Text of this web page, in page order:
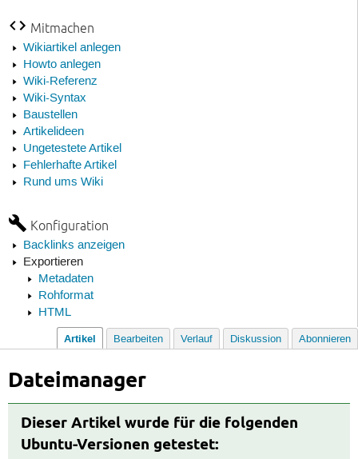
Mitmachen
Wikiartikel anlegen
Howto anlegen
Wiki-Referenz
Wiki-Syntax
Baustellen
Artikelideen
Ungetestete Artikel
Fehlerhafte Artikel
Rund ums Wiki
Konfiguration
Backlinks anzeigen
Exportieren
Metadaten
Rohformat
HTML
Artikel Bearbeiten Verlauf Diskussion Abonnieren
Dateimanager
Dieser Artikel wurde für die folgenden
Ubuntu-Versionen getestet: